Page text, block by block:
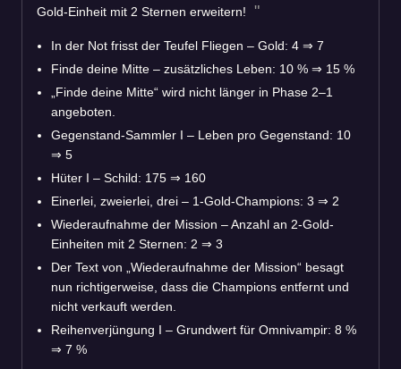
Gold-Einheit mit 2 Sternen erweitern!
In der Not frisst der Teufel Fliegen – Gold: 4 ⇒ 7
Finde deine Mitte – zusätzliches Leben: 10 % ⇒ 15 %
„Finde deine Mitte“ wird nicht länger in Phase 2–1
angeboten.
Gegenstand-Sammler I – Leben pro Gegenstand: 10
⇒ 5
Hüter I – Schild: 175 ⇒ 160
Einerlei, zweierlei, drei – 1-Gold-Champions: 3 ⇒ 2
Wiederaufnahme der Mission – Anzahl an 2-Gold-
Einheiten mit 2 Sternen: 2 ⇒ 3
Der Text von „Wiederaufnahme der Mission“ besagt
nun richtigerweise, dass die Champions entfernt und
nicht verkauft werden.
Reihenverjüngung I – Grundwert für Omnivampir: 8 %
⇒ 7 %